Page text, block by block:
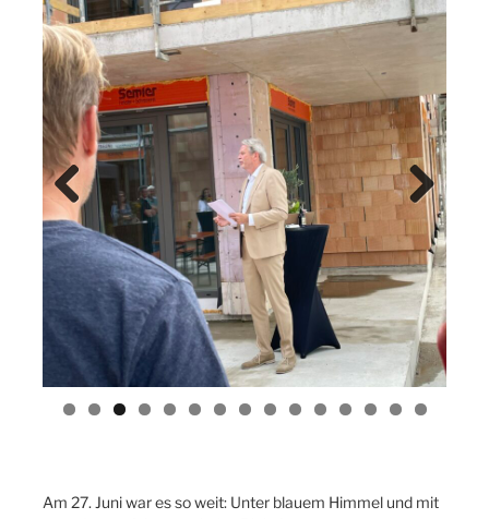
Previ
ous
Next
Am 27. Juni war es so weit: Unter blauem Himmel und mit